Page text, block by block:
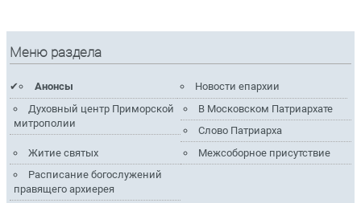
Меню раздела
Анонсы
Новости епархии
Духовный центр Приморской
митрополии
В Московском Патриархате
Слово Патриарха
Житие святых
Межсоборное присутствие
Расписание богослужений
правящего архиерея